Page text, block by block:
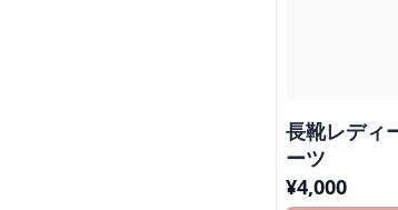
長靴レディ
ーツ
¥4,000